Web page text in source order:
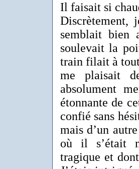
Il faisait si
Discrètement,
semblait bien
soulevait la
train filait à
me plaisait
absolument
étonnante de
confié sans
mais d’un
où il s’était
tragique et